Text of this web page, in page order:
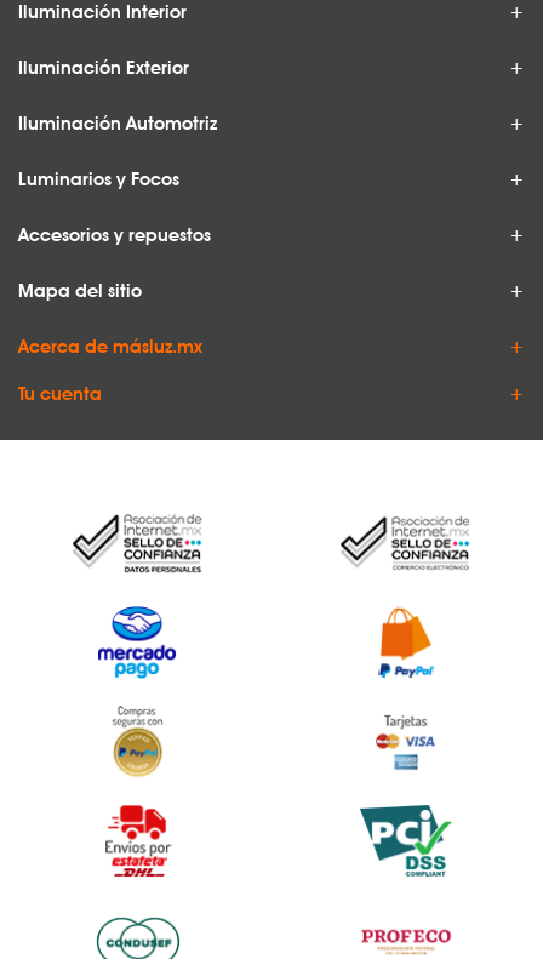
Iluminación Interior
Iluminación Exterior
Iluminación Automotriz
Luminarios y Focos
Accesorios y repuestos
Mapa del sitio
Acerca de másluz.mx
Tu cuenta